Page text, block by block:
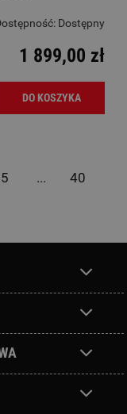
Dostępny
1 899,00 zł
DO KOSZYKA
5 ... 40